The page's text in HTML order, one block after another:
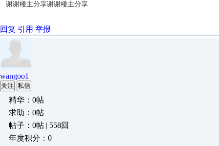
谢谢楼主分享谢谢楼主分享
回复 引用 举报
wangoo1
关注 私信
精华：0帖
求助：0帖
帖子：0帖 | 558回
年度积分：0